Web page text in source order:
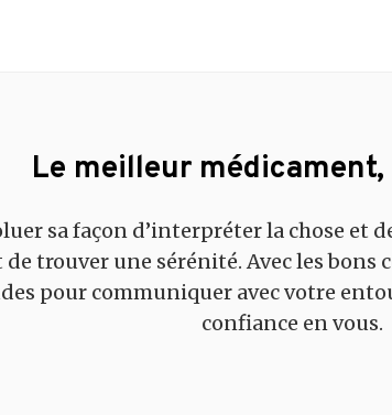
Le meilleur médicament,
sa façon d’interpréter la chose et
trouver une sérénité. Avec les bons
pour communiquer avec votre
confiance en vous.